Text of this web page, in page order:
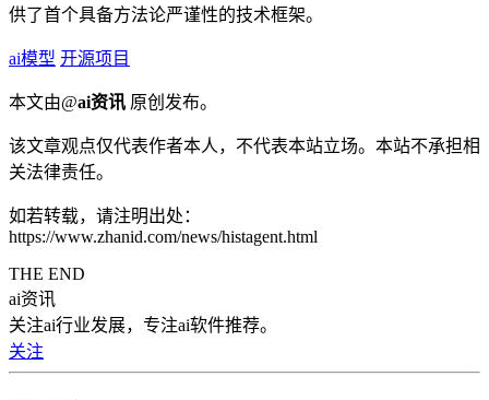
供了首个具备方法论严谨性的技术框架。
ai模型 开源项目
本文由@ai资讯 原创发布。
该文章观点仅代表作者本人，不代表本站立场。本站不承担相
关法律责任。
如若转载，请注明出处：
https://www.zhanid.com/news/histagent.html
THE END
ai资讯
关注ai行业发展，专注ai软件推荐。
关注